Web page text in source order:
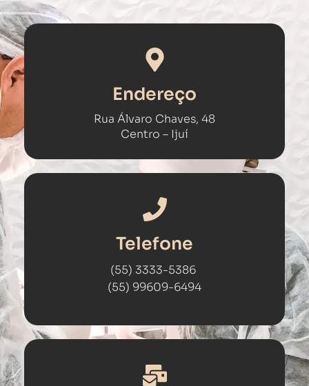
Endereço
Rua Álvaro Chaves, 48
Centro – Ijuí​
Telefone
(55) 3333-5386
(55) 99609-6494